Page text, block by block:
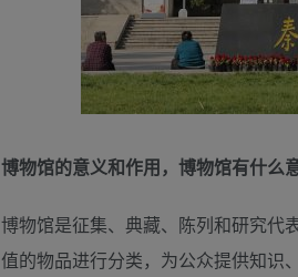
博物馆的意义和作用，博物馆有什么
博物馆是征集、典藏、陈列和研究代
值的物品进行分类，为公众提供知识